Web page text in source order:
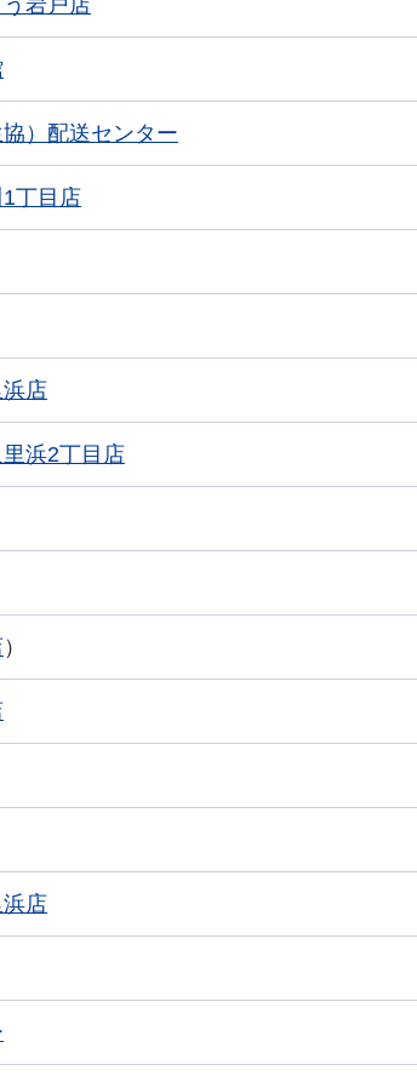
岩戸店
）配送センター
丁目店
店
浜2丁目店
）
店